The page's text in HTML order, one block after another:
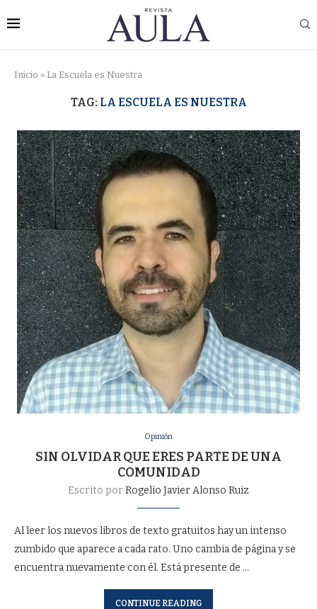
Inicio » La Escuela es Nuestra
TAG: LA ESCUELA ES NUESTRA
Opinión
SIN OLVIDAR QUE ERES PARTE DE UNA
COMUNIDAD
Escrito porRogelio Javier Alonso Ruiz
Al leer los nuevos libros de texto gratuitos hay un intenso
zumbido que aparece a cada rato. Uno cambia de página y se
encuentra nuevamente con él. Está presente de …
CONTINUE READING